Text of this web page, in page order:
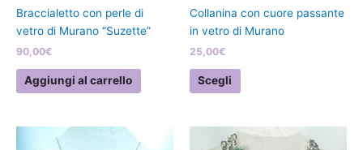
Braccialetto con perle di
vetro di Murano “Suzette”
90,00€
Aggiungi al carrello
Collanina con cuore passante
in vetro di Murano
25,00€
Scegli
pagina